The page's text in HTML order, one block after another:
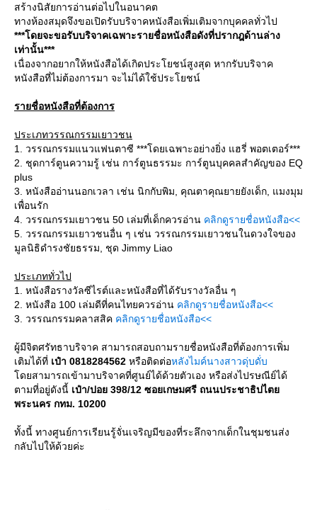
สร้างนิสัยการอ่านต่อไปในอนาคต
ทางห้องสมุดจึงขอเปิดรับบริจาคหนังสือเพิ่มเติมจากบุคคลทั่วไป
***โดยจะขอรับบริจาคเฉพาะรายชื่อหนังสือดังที่ปรากฎด้านล่าง
เท่านั้น***
เนื่องจากอยากให้หนังสือได้เกิดประโยชน์สูงสุด หากรับบริจาค
หนังสือที่ไม่ต้องการมา จะไม่ได้ใช้ประโยชน์
รายชื่อหนังสือที่ต้องการ
ประเภทวรรณกรรมเยาวชน
1. วรรณกรรมแนวแฟนตาซี ***โดยเฉพาะอย่างยิ่ง แฮรี่ พอตเตอร์***
2. ชุดการ์ตูนความรู้ เช่น การ์ตูนธรรมะ การ์ตูนบุคคลสำคัญของ EQ
plus
3. หนังสืออ่านนอกเวลา เช่น นิกกับพิม, คุณตาคุณยายยังเด็ก, แมงมุม
เพื่อนรัก
4. วรรณกรรมเยาวชน 50 เล่มที่เด็กควรอ่าน คลิกดูรายชื่อหนังสือ<<
5. วรรณกรรมเยาวชนอื่น ๆ เช่น วรรณกรรมเยาวชนในดวงใจของ
มูลนิธิดำรงชัยธรรม, ชุด Jimmy Liao
ประเภททั่วไป
1. หนังสือรางวัลซีไรต์และหนังสือที่ได้รับรางวัลอื่น ๆ
2. หนังสือ 100 เล่มดีที่คนไทยควรอ่าน คลิกดูรายชื่อหนังสือ<<
3. วรรณกรรมคลาสสิค คลิกดูรายชื่อหนังสือ<<
ผู้มีจิตศรัทธาบริจาค สามารถสอบถามรายชื่อหนังสือที่ต้องการเพิ่ม
เติมได้ที่ เป๋า 0818284562 หรือติดต่อหลังไมค์นางสาวดุ่บดั่บ
ดยสามารถเข้ามาบริจาคที่ศูนย์ได้ด้วยตัวเอง หรือส่งไปรษณีย์ได้
ตามที่อยู่ดังนี้ เป๋า/ปอย 398/12 ซอยเกษมศรี ถนนประชาธิปไต
พระนคร กทม. 10200
ทั้งนี้ ทางศูนย์การเรียนรู้จั่นเจริญมีของที่ระลึกจากเด็กในชุมชนส่ง
กลับไปให้ด้วยค่ะ